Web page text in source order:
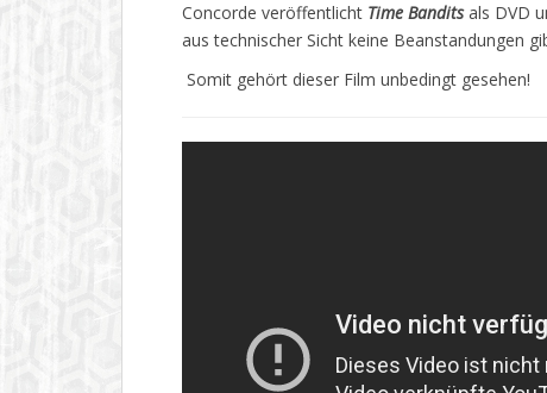
Concorde veröffentlicht Time Banditsals DVD
aus technischer Sicht keine Beanstandungen
Somit gehört dieser Film unbedingt gesehen!